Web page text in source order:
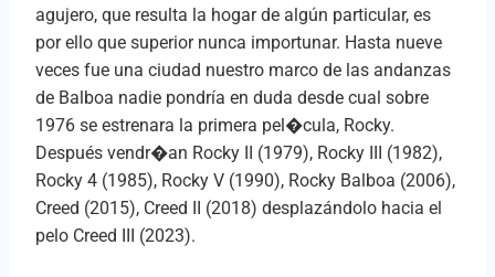
agujero, que resulta la hogar de algún particular, es
por ello que superior nunca importunar. Hasta nueve
veces fue una ciudad nuestro marco de las andanzas
de Balboa nadie pondrí­a en duda desde cual sobre
1976 se estrenara la primera pel�cula, Rocky.
Después vendr�an Rocky II (1979), Rocky III (1982),
Rocky 4 (1985), Rocky V (1990), Rocky Balboa (2006),
Creed (2015), Creed II (2018) desplazándolo hacia el
pelo Creed III (2023).